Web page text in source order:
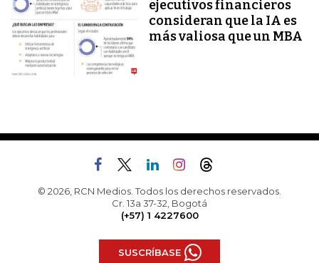
ejecutivos financieros
consideran que la IA es
más valiosa que un MBA
© 2026, RCN Medios. Todos los derechos reservados.
Cr. 13a 37-32, Bogotá
(+57) 1 4227600
SUSCRÍBASE